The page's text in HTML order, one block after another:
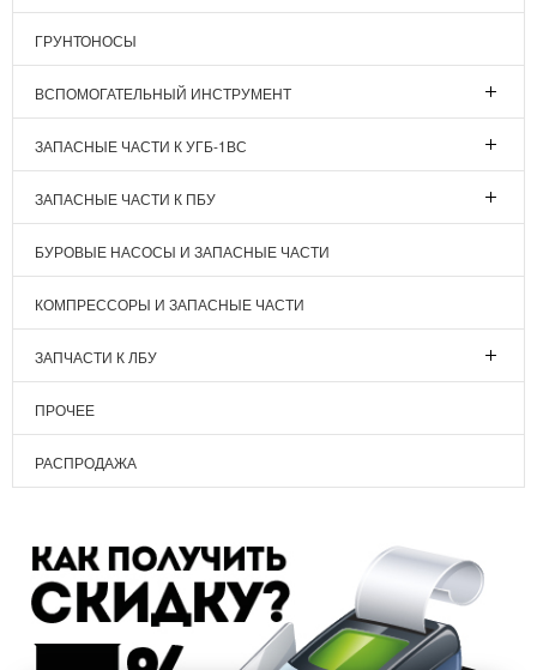
ГРУНТОНОСЫ
ВСПОМОГАТЕЛЬНЫЙ ИНСТРУМЕНТ
ЗАПАСНЫЕ ЧАСТИ К УГБ-1ВС
ЗАПАСНЫЕ ЧАСТИ К ПБУ
БУРОВЫЕ НАСОСЫ И ЗАПАСНЫЕ ЧАСТИ
КОМПРЕССОРЫ И ЗАПАСНЫЕ ЧАСТИ
ЗАПЧАСТИ К ЛБУ
ПРОЧЕЕ
РАСПРОДАЖА